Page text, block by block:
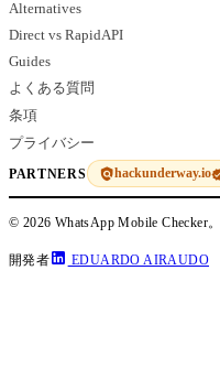
Alternatives
Direct vs RapidAPI
Guides
よくある質問
条項
プライバシー
PARTNERS hackunderway.io
© 2026 WhatsApp Mobile Checker
開発者 EDUARDO AIRAUDO